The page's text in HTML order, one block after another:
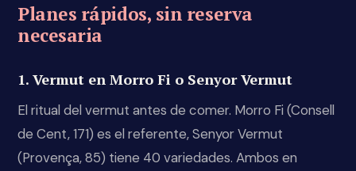
Planes rápidos, sin reserva
necesaria
1. Vermut en Morro Fi o Senyor Vermut
El ritual del vermut antes de comer. Morro Fi (Consell
de Cent, 171) es el referente, Senyor Vermut
(Provença, 85) tiene 40 variedades. Ambos en